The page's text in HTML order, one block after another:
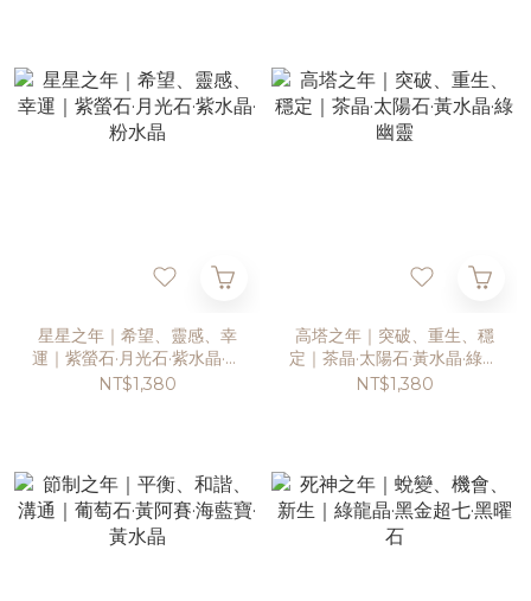
星星之年｜希望、靈感、幸
運｜紫螢石·月光石·紫水晶·粉
水晶
NT$1,380
高塔之年｜突破、重生、穩
定｜茶晶·太陽石·黃水晶·綠幽
靈
NT$1,380